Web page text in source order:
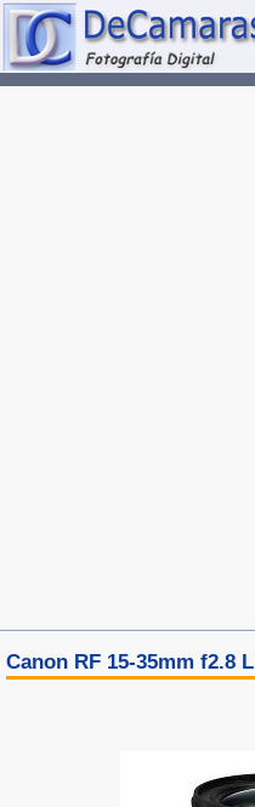
Canon RF 15-35mm f2.8